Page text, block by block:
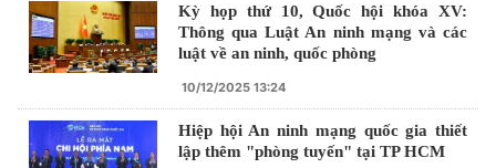
Kỳ họp thứ 10, Quốc hội khóa XV:
Thông qua Luật An ninh mạng và các
luật về an ninh, quốc phòng
10/12/2025 13:24
Hiệp hội An ninh mạng quốc gia thiết
lập thêm "phòng tuyến" tại TP HCM